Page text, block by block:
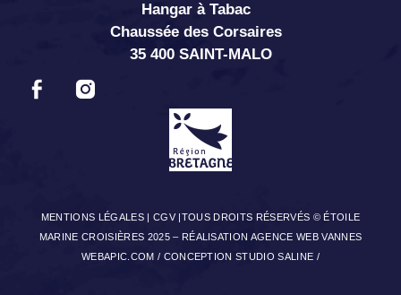
Hangar à Tabac
Chaussée des Corsaires
35 400 SAINT-MALO
MENTIONS LÉGALES |CGV |TOUS DROITS RÉSERVÉS © ÉTOILE
MARINE CROISIÈRES 2025 – RÉALISATION AGENCE WEB VANNES
WEBAPIC.COM / CONCEPTION STUDIO SALINE /